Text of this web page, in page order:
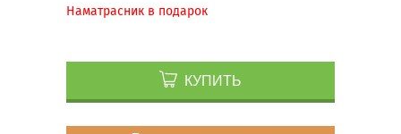
Наматрасник в подарок
КУПИТЬ